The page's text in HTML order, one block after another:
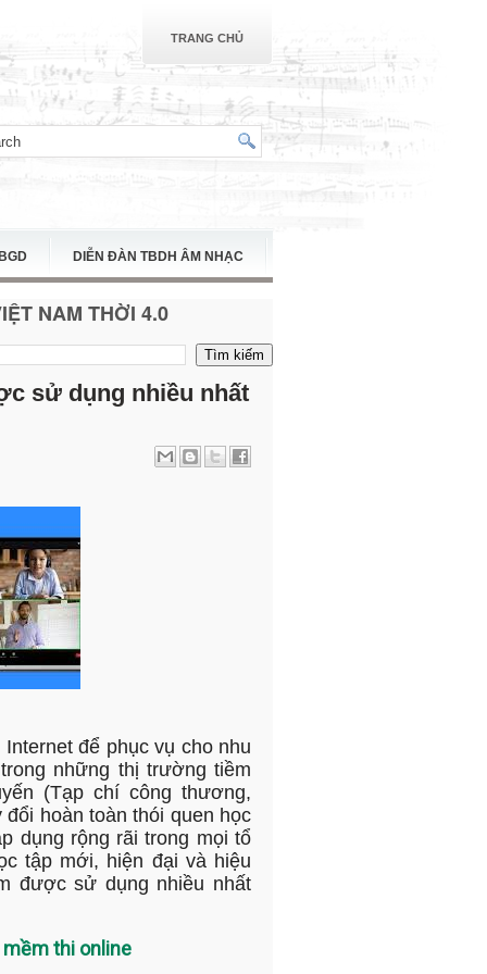
TRANG CHỦ
DIỄN ĐÀN TBDH ÂM NHẠC
NAM THỜI 4.0
sử dụng nhiều nhất
để phục vụ cho nhu
những thị trường tiềm
(Tạp chí công thương,
hoàn toàn thói quen học
dụng rộng rãi trong mọi tổ
tập mới, hiện đại và hiệu
được sử dụng nhiều nhất
thi online